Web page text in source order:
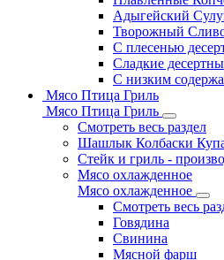
Адыгейский
Творожный
С плесенью
Сладкие
С низким
Мясо Птица Гриль
Мясо Птица Гриль
Смотреть весь раздел
Шашлык Колбаски
Стейк и гриль -
Мясо охлажденное
Мясо охлажденное
Смотреть весь
Говядина
Свинина
Мясной фарш